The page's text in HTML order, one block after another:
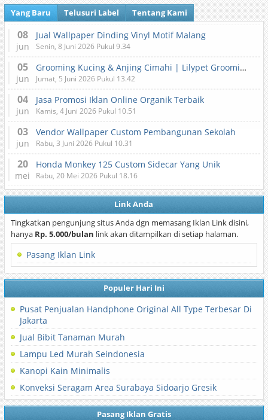
Yang Baru Telusuri Label Tentang Kami
08
jun
Jual Wallpaper Dinding Vinyl Motif Malang
Senin, 8 Juni 2026 Pukul 9.34
05
jun
Grooming Kucing & Anjing Cimahi | Lilypet Grooming & Pet Hotel
Jumat, 5 Juni 2026 Pukul 13.42
04
jun
Jasa Promosi Iklan Online Organik Terbaik
Kamis, 4 Juni 2026 Pukul 10.51
03
jun
Vendor Wallpaper Custom Pembangunan Sekolah
Rabu, 3 Juni 2026 Pukul 10.31
20
mei
Honda Monkey 125 Custom Sidecar Yang Unik
Rabu, 20 Mei 2026 Pukul 18.16
Link Anda
Tingkatkan pengunjung situs Anda dgn memasang Iklan Link disini,
hanya Rp. 5.000/bulan link akan ditampilkan di setiap halaman.
Pasang Iklan Link
Populer Hari Ini
Pusat Penjualan Handphone Original All Type Terbesar Di
Jakarta
Jual Bibit Tanaman Murah
Lampu Led Murah Seindonesia
Kanopi Kain Minimalis
Konveksi Seragam Area Surabaya Sidoarjo Gresik
Pasang Iklan Gratis